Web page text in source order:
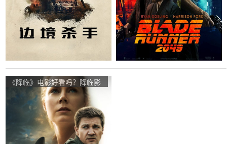
《降临》电影好看吗？降临影
评及简介